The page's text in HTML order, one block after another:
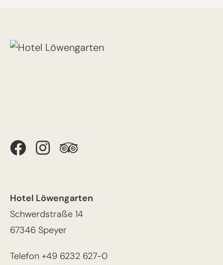
Hotel Löwengarten
Schwerdstraße 14
67346 Speyer
Telefon +49 6232 627-0